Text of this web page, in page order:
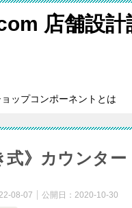
店舗設計
ョップコンポーネントとは
式》カウンタ
08-07 公開日： 2020-10-30